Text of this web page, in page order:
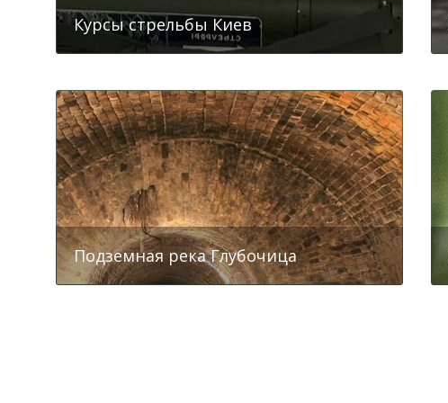
София Киевская
Курсы стрельбы Киев
Подземная река Глубочица